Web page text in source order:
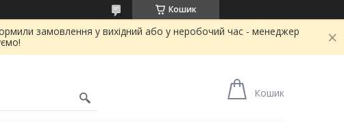
Кошик
замовлення у вихідний або у неробочий час - менеджер
Кошик